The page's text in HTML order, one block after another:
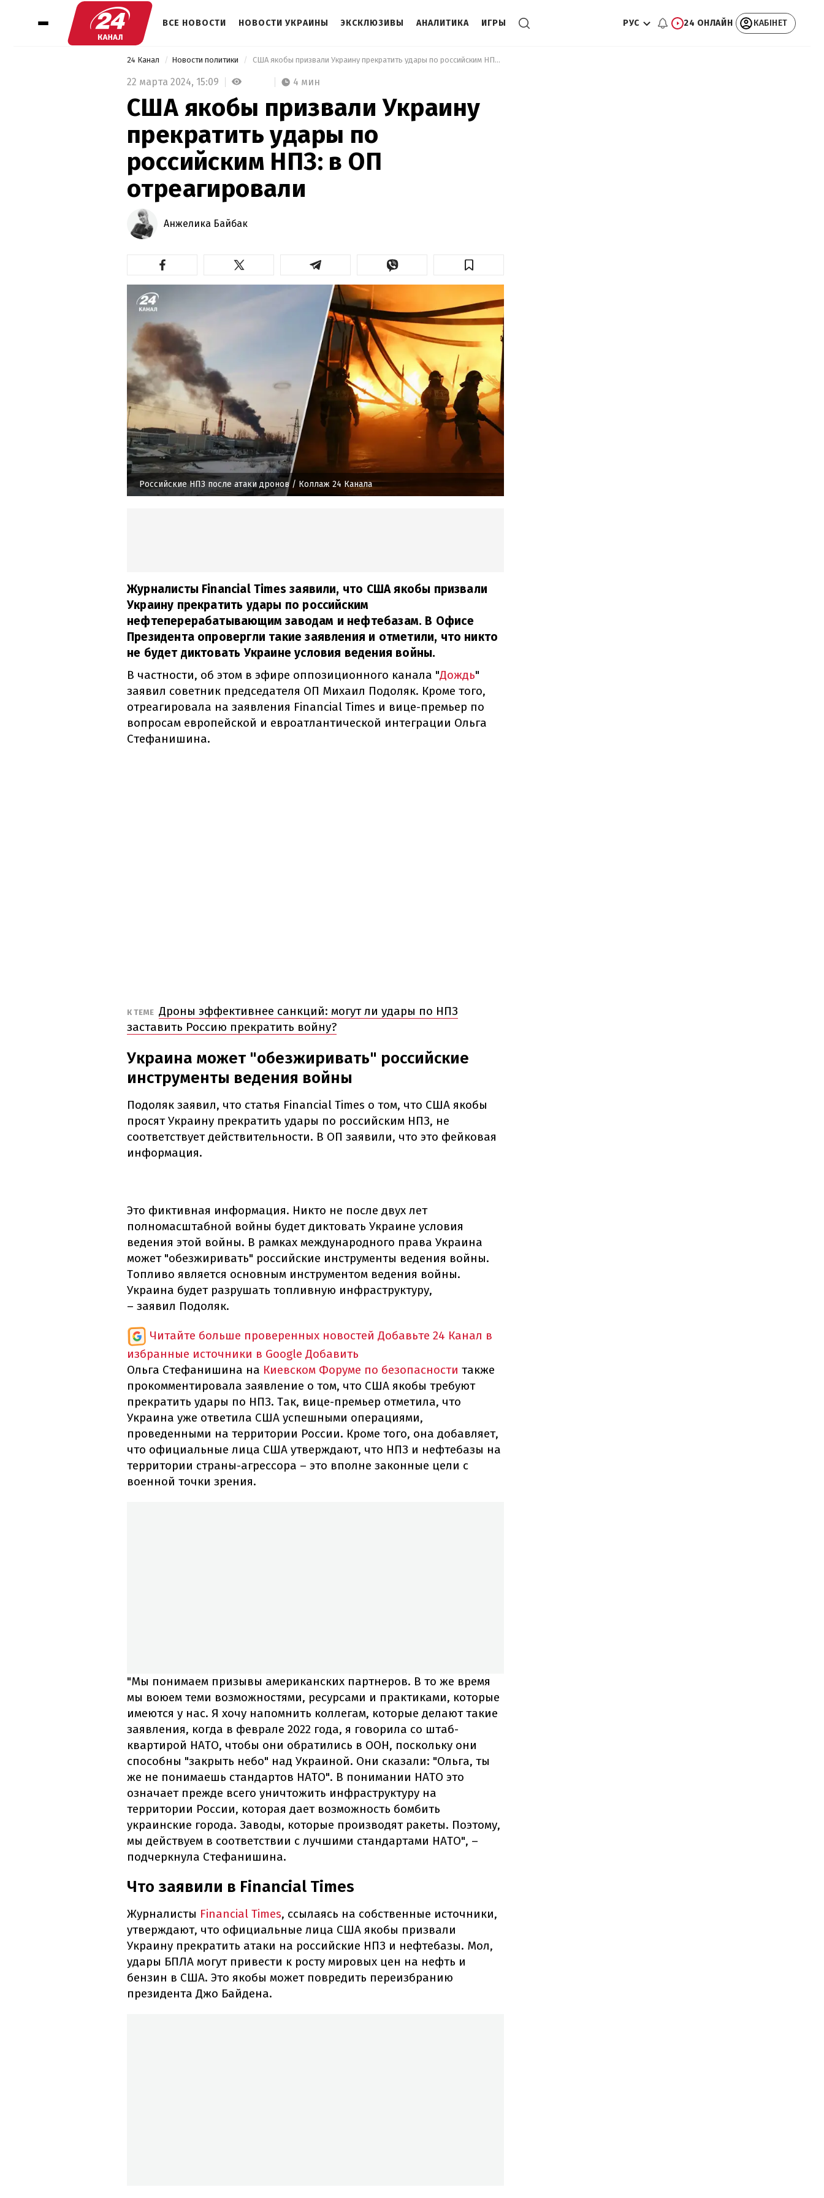
ВСЕ НОВОСТИ НОВОСТИ УКРАИНЫ ЭКСКЛЮЗИВЫ АНАЛИТИКА ИГРЫ РУС 24 ОНЛАЙН КАБІНЕТ
24 Канал Новости политики США якобы призвали Украину прекратить удары по российским НПЗ: в ОП отреагировали
22 марта 2024, 15:09 4 мин
США якобы призвали Украину
прекратить удары по
российским НПЗ: в ОП
отреагировали
Анжелика Байбак
Российские НПЗ после атаки дронов/ Коллаж 24 Канала
Журналисты Financial Times заявили, что США якобы призвали
Украину прекратить удары по российским
нефтеперерабатывающим заводам и нефтебазам. В Офисе
Президента опровергли такие заявления и отметили, что никто
не будет диктовать Украине условия ведения войны.
В частности, об этом в эфире оппозиционного канала "Дождь"
заявил советник председателя ОП Михаил Подоляк. Кроме того,
отреагировала на заявления Financial Times и вице-премьер по
вопросам европейской и евроатлантической интеграции Ольга
Стефанишина.
К ТЕМЕ Дроны эффективнее санкций: могут ли удары по НПЗ
заставить Россию прекратить войну?
Украина может "обезжиривать" российские
инструменты ведения войны
Подоляк заявил, что статья Financial Times о том, что США якобы
просят Украину прекратить удары по российским НПЗ, не
соответствует действительности. В ОП заявили, что это фейковая
информация.
Это фиктивная информация. Никто не после двух лет
полномасштабной войны будет диктовать Украине условия
ведения этой войны. В рамках международного права Украина
может "обезжиривать" российские инструменты ведения войны.
Топливо является основным инструментом ведения войны.
Украина будет разрушать топливную инфраструктуру,
– заявил Подоляк.
Читайте больше проверенных новостей Добавьте 24 Канал в
избранные источники в Google Добавить
Ольга Стефанишина на Киевском Форуме по безопасности также
прокомментировала заявление о том, что США якобы требуют
прекратить удары по НПЗ. Так, вице-премьер отметила, что
Украина уже ответила США успешными операциями,
проведенными на территории России. Кроме того, она добавляет,
что официальные лица США утверждают, что НПЗ и нефтебазы на
территории страны-агрессора – это вполне законные цели с
военной точки зрения.
"Мы понимаем призывы американских партнеров. В то же время
мы воюем теми возможностями, ресурсами и практиками, которые
имеются у нас. Я хочу напомнить коллегам, которые делают такие
заявления, когда в феврале 2022 года, я говорила со штаб-
квартирой НАТО, чтобы они обратились в ООН, поскольку они
способны "закрыть небо" над Украиной. Они сказали: "Ольга, ты
же не понимаешь стандартов НАТО". В понимании НАТО это
означает прежде всего уничтожить инфраструктуру на
территории России, которая дает возможность бомбить
украинские города. Заводы, которые производят ракеты. Поэтому,
мы действуем в соответствии с лучшими стандартами НАТО", –
подчеркнула Стефанишина.
Что заявили в Financial Times
Журналисты Financial Times, ссылаясь на собственные источники,
утверждают, что официальные лица США якобы призвали
Украину прекратить атаки на российские НПЗ и нефтебазы. Мол,
удары БПЛА могут привести к росту мировых цен на нефть и
бензин в США. Это якобы может повредить переизбранию
президента Джо Байдена.